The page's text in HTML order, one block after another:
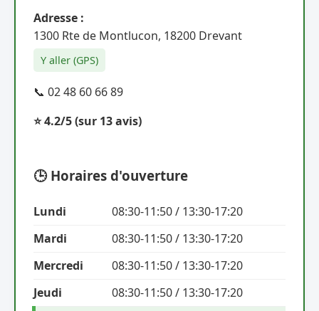
Adresse :
1300 Rte de Montlucon, 18200 Drevant
Y aller (GPS)
📞 02 48 60 66 89
⭐ 4.2/5(sur 13 avis)
🕒 Horaires d'ouverture
Lundi
08:30-11:50 / 13:30-17:20
Mardi
08:30-11:50 / 13:30-17:20
Mercredi
08:30-11:50 / 13:30-17:20
Jeudi
08:30-11:50 / 13:30-17:20